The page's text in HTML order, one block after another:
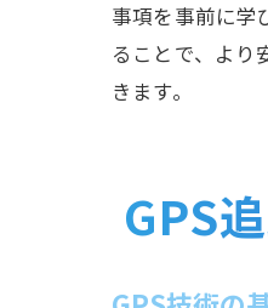
事項を事前に学
ることで、より
きます。
GPS